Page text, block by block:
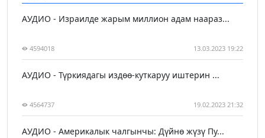
АУДИО - Израилде жарым миллион адам наараз...
4594018 13.03.2023 19:22
АУДИО - Түркиядагы издөө-куткаруу иштерин ...
4564737 19.02.2023 21:32
АУДИО - Америкалык чалгынчы: Дүйнө жүзү Пу...